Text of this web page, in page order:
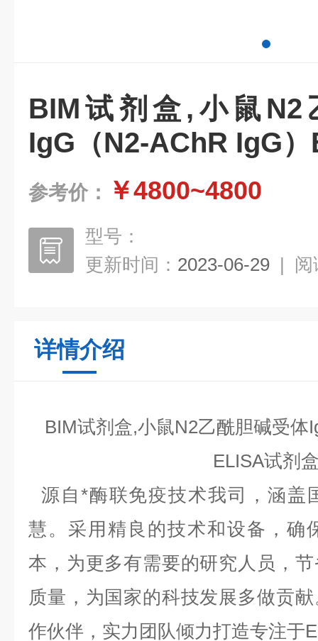
BIM试剂盒,小鼠N2
IgG（N2-AChR IgG
参考价： ￥4800~4800
型号：
更新时间： 2023-06-29 | 阅
详情介绍
BIM试剂盒,小鼠N2乙酰胆碱受体
ELISA试剂
源自*酶联免疫技术我司，涵盖
慧。采用精良的技术和设备，确
本，为更多有需要的研究人员，
质量，为国家的科技发展多做贡
作伙伴，实力团队倾力打造专注于